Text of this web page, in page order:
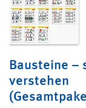
Bausteine –
verstehen